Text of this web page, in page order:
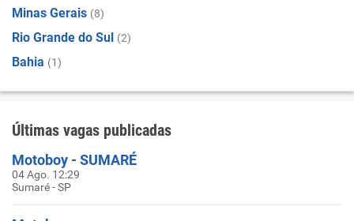
Minas Gerais (8)
Rio Grande do Sul (2)
Bahia (1)
Últimas vagas publicadas
Motoboy - SUMARÉ
04 Ago. 12:29
Sumaré - SP